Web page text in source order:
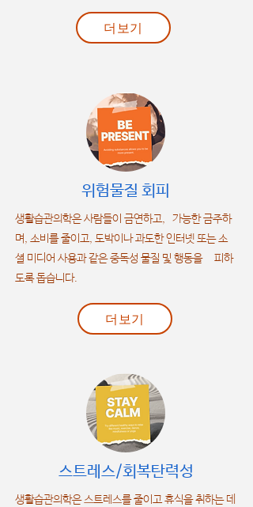
더보기
위험물질 회피
생활습관의학은 사람들이 금연하고, 가능한 금주하
며, 소비를 줄이고, 도박이나 과도한 인터넷 또는 소
셜 미디어 사용과 같은 중독성 물질 및 행동을 피하
도록 돕습니다.
​스트레스/회복탄력성
생활습관의학은 스트레스를 줄이고 휴식을 취하는 데
더보기